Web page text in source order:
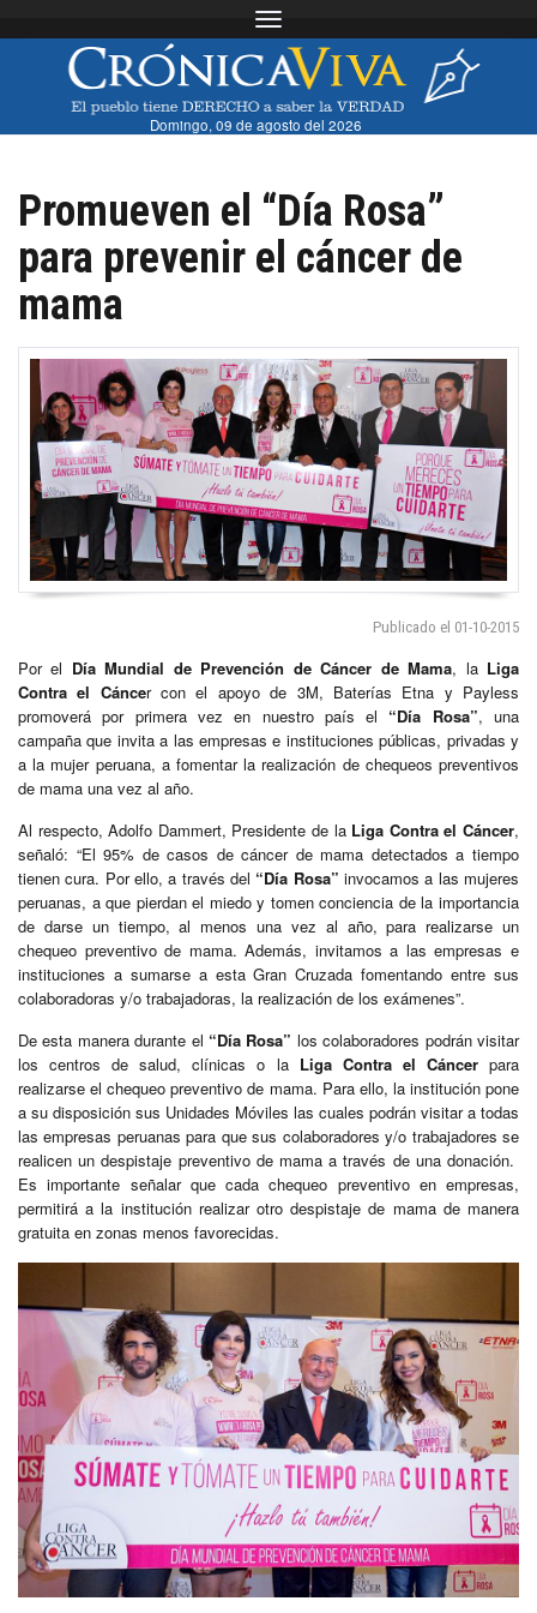
Toggle navigation
Domingo, 09 de agosto del 2026
Promueven el “Día Rosa”
para prevenir el cáncer de
mama
Publicado el 01-10-2015
Por el Día Mundial de Prevención de Cáncer de Mama, la Liga
Contra el Cáncer con el apoyo de 3M, Baterías Etna y Payless
promoverá por primera vez en nuestro país el “Día Rosa”, una
campaña que invita a las empresas e instituciones públicas, privadas y
a la mujer peruana, a fomentar la realización de chequeos preventivos
de mama una vez al año.
Al respecto, Adolfo Dammert, Presidente de la Liga Contra el Cáncer,
señaló: “El 95% de casos de cáncer de mama detectados a tiempo
tienen cura. Por ello, a través del “Día Rosa” invocamos a las mujeres
peruanas, a que pierdan el miedo y tomen conciencia de la importancia
de darse un tiempo, al menos una vez al año, para realizarse un
chequeo preventivo de mama. Además, invitamos a las empresas e
instituciones a sumarse a esta Gran Cruzada fomentando entre sus
colaboradoras y/o trabajadoras, la realización de los exámenes”.
De esta manera durante el “Día Rosa” los colaboradores podrán visitar
los centros de salud, clínicas o la Liga Contra el Cáncerpara
realizarse el chequeo preventivo de mama. Para ello, la institución pone
a su disposición sus Unidades Móviles las cuales podrán visitar a todas
las empresas peruanas para que sus colaboradores y/o trabajadores se
realicen un despistaje preventivo de mama a través de una donación.
Es importante señalar que cada chequeo preventivo en empresas,
permitirá a la institución realizar otro despistaje de mama de manera
gratuita en zonas menos favorecidas.